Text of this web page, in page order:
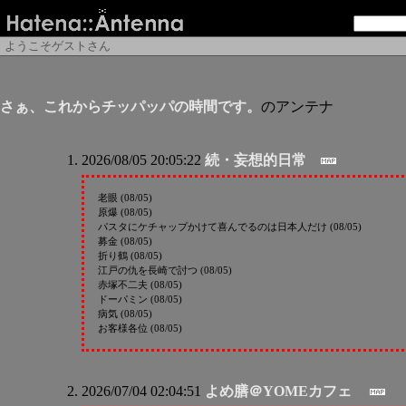
ようこそゲストさん
さぁ、これからチッパッパの時間です。 のアンテナ
2026/08/05 20:05:22 続・妄想的日常
老眼 (08/05)
原爆 (08/05)
パスタにケチャップかけて喜んでるのは日本人だけ (08/05)
募金 (08/05)
折り鶴 (08/05)
江戸の仇を長崎で討つ (08/05)
赤塚不二夫 (08/05)
ドーパミン (08/05)
病気 (08/05)
お客様各位 (08/05)
2026/07/04 02:04:51 よめ膳＠YOMEカフェ